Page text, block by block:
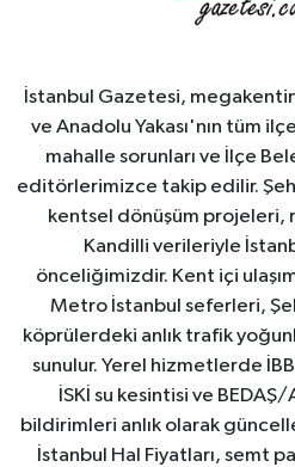
İstanbul Gazetesi, megakentin
ve Anadolu Yakası'nın tüm
mahalle sorunları ve İlçe
editörlerimizce takip edilir.
kentsel dönüşüm projeleri,
Kandilli verileriyle
önceliğimizdir. Kent içi
Metro İstanbul seferleri,
köprülerdeki anlık trafik
sunulur. Yerel hizmetlerde
İSKİ su kesintisi ve
bildirimleri anlık olarak
İstanbul Hal Fiyatları, semt